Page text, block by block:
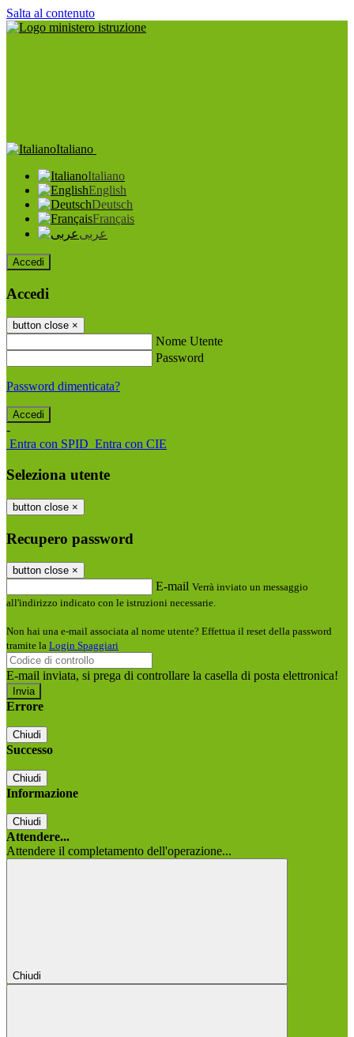
Salta al contenuto
Italiano
Italiano
English
Deutsch
Français
عربى
Accedi
Accedi
button close ×
Nome Utente
Password
Password dimenticata?
-
Entra con SPID Entra con CIE
Seleziona utente
button close ×
Recupero password
button close ×
E-mail Verrà inviato un messaggio
all'indirizzo indicato con le istruzioni necessarie.
Non hai una e-mail associata al nome utente? Effettua il reset della password
tramite la Login Spaggiari
E-mail inviata, si prega di controllare la casella di posta elettronica!
Errore
Chiudi
Successo
Chiudi
Informazione
Chiudi
Attendere...
Attendere il completamento dell'operazione...
Chiudi